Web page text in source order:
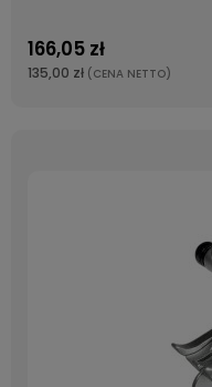
166,05 zł
135,00 zł (CENA NETTO)